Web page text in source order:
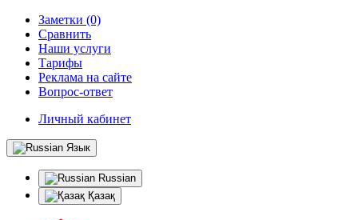
Заметки (0)
Сравнить
Наши услуги
Тарифы
Реклама на сайте
Вопрос-ответ
Личный кабинет
Язык
Russian
Қазақ